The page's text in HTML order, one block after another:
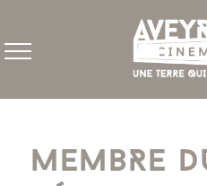
MEMBRE